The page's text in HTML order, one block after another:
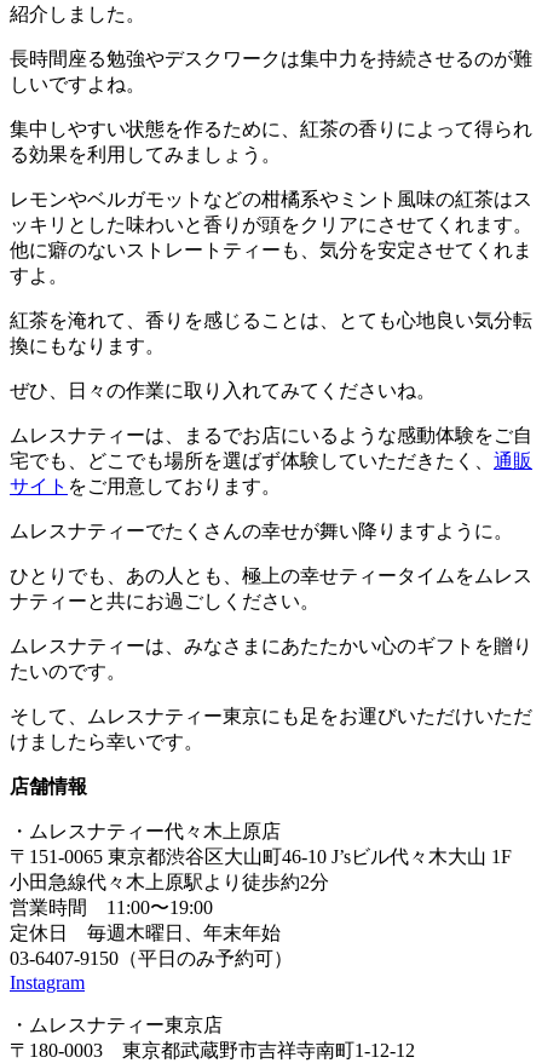
紹介しました。
長時間座る勉強やデスクワークは集中力を持続させるのが難
しいですよね。
集中しやすい状態を作るために、紅茶の香りによって得られ
る効果を利用してみましょう。
レモンやベルガモットなどの柑橘系やミント風味の紅茶はス
ッキリとした味わいと香りが頭をクリアにさせてくれます。
他に癖のないストレートティーも、気分を安定させてくれま
すよ。
紅茶を淹れて、香りを感じることは、とても心地良い気分転
換にもなります。
ぜひ、日々の作業に取り入れてみてくださいね。
ムレスナティーは、まるでお店にいるような感動体験をご自
宅でも、どこでも場所を選ばず体験していただきたく、 通販
サイト をご用意しております。
ムレスナティーでたくさんの幸せが舞い降りますように。
ひとりでも、あの人とも、極上の幸せティータイムをムレス
ナティーと共にお過ごしください。
ムレスナティーは、みなさまにあたたかい心のギフトを贈り
たいのです。
そして、ムレスナティー東京にも足をお運びいただけいただ
けましたら幸いです。
店舗情報
・ムレスナティー代々木上原店
〒151-0065 東京都渋谷区大山町46-10 J’sビル代々木大山 1F
小田急線代々木上原駅より徒歩約2分
営業時間 11:00〜19:00
定休日 毎週木曜日、年末年始
03-6407-9150（平日のみ予約可）
Instagram
・ムレスナティー東京店
〒180-0003 東京都武蔵野市吉祥寺南町1-12-12